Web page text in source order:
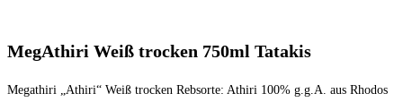
MegAthiri Weiß trocken 750ml Tatakis
Megathiri „Athiri“ Weiß trocken Rebsorte: Athiri 100% g.g.A. aus Rhodos